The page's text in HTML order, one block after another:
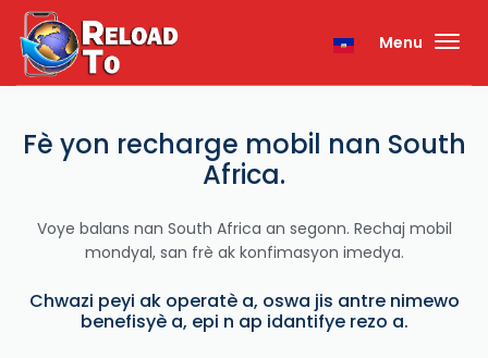
Menu
Fè yon recharge mobil nan South
Africa.
Voye balans nan South Africa an segonn. Rechaj mobil
mondyal, san frè ak konfimasyon imedya.
Chwazi peyi ak operatè a, oswa jis antre nimewo
benefisyè a, epi n ap idantifye rezo a.